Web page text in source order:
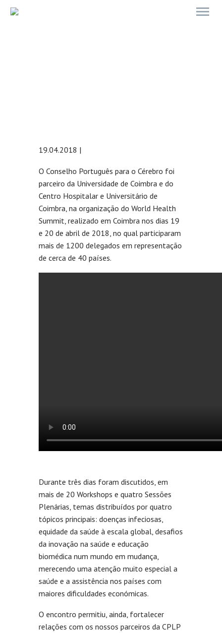
19.04.2018 |
O Conselho Português para o Cérebro foi
parceiro da Universidade de Coimbra e do
Centro Hospitalar e Universitário de
Coimbra, na organização do World Health
Summit, realizado em Coimbra nos dias 19
e 20 de abril de 2018, no qual participaram
mais de 1200 delegados em representação
de cerca de 40 países.
Durante três dias foram discutidos, em
mais de 20 Workshops e quatro Sessões
Plenárias, temas distribuídos por quatro
tópicos principais: doenças infeciosas,
equidade da saúde à escala global, desafios
da inovação na saúde e educação
biomédica num mundo em mudança,
merecendo uma atenção muito especial a
saúde e a assistência nos países com
maiores dificuldades económicas.
O encontro permitiu, ainda, fortalecer
relações com os nossos parceiros da CPLP